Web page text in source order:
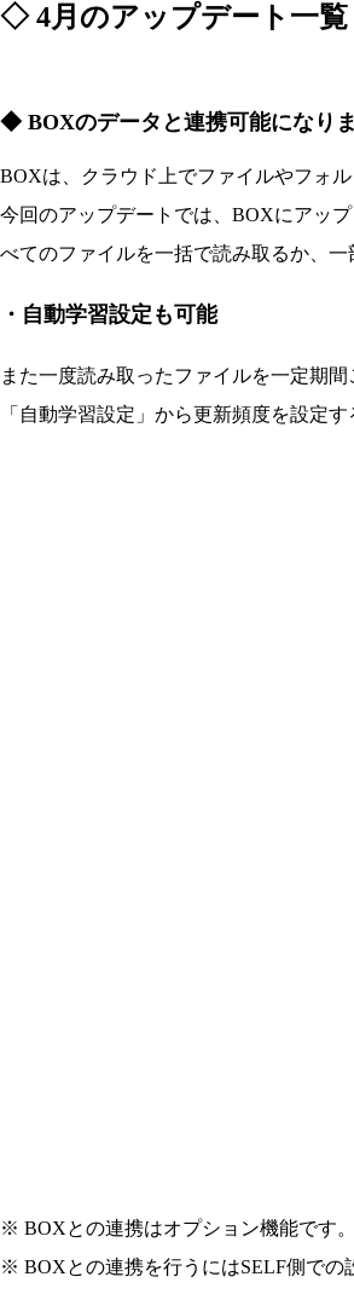
◇ 4月のアップデート一覧
◆ BOXのデータと連携可能になり
BOXは、クラウド上でファイルやフォ
今回のアップデートでは、BOXにアッ
べてのファイルを一括で読み取るか、
・自動学習設定も可能
また一度読み取ったファイルを一定期
「自動学習設定」から更新頻度を設定
※ BOXとの連携はオプション機能です
※ BOXとの連携を行うにはSELF側での